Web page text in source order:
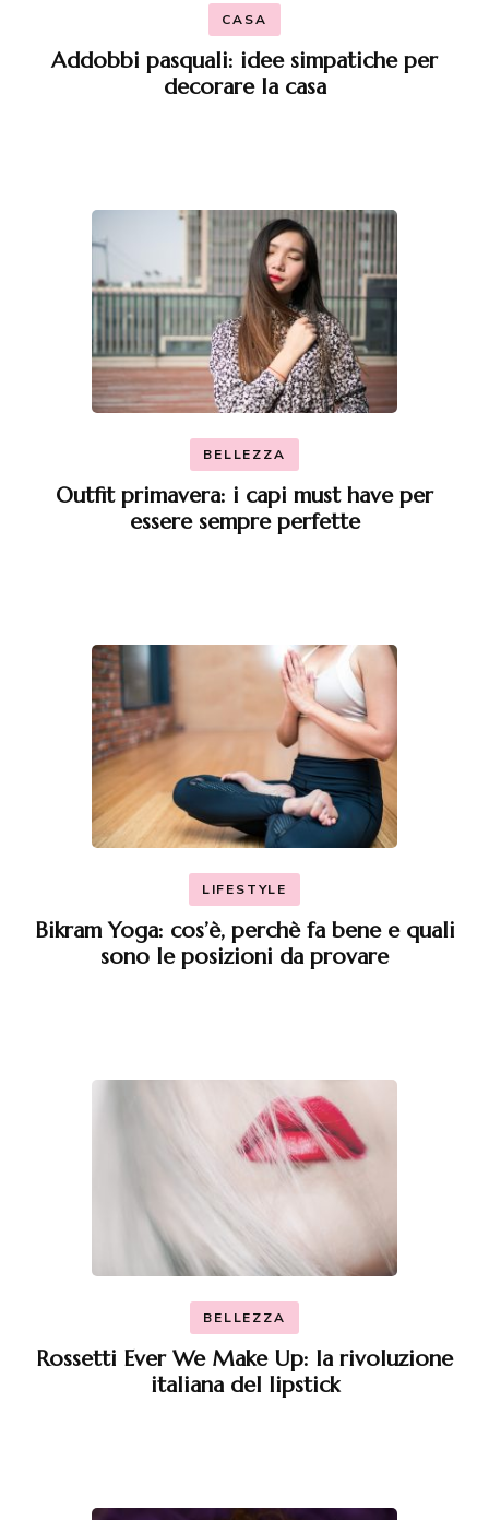
CASA
Addobbi pasquali: idee simpatiche per
decorare la casa
BELLEZZA
Outfit primavera: i capi must have per
essere sempre perfette
LIFESTYLE
Bikram Yoga: cos’è, perchè fa bene e quali
sono le posizioni da provare
BELLEZZA
Rossetti Ever We Make Up: la rivoluzione
italiana del lipstick